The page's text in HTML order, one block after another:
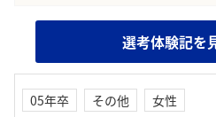
選考体験記を
05年卒 その他
女性